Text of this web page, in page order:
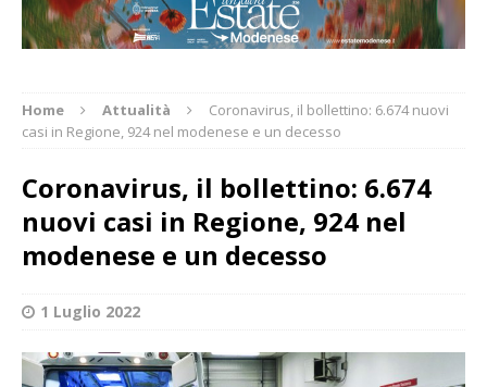
Home Attualità
Coronavirus, il bollettino: 6.674 nuovi
casi in Regione, 924 nel modenese e un decesso
Coronavirus, il bollettino: 6.674
nuovi casi in Regione, 924 nel
modenese e un decesso
1 Luglio 2022